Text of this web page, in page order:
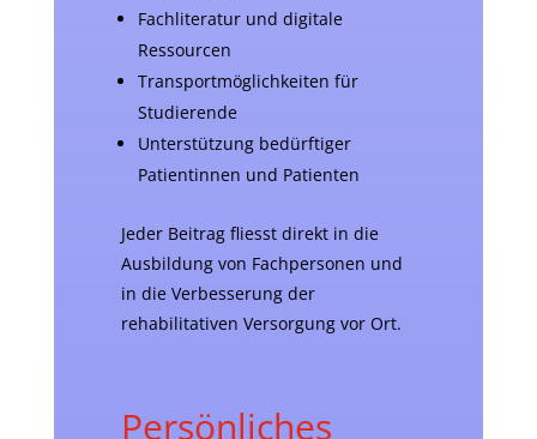
Fachliteratur und digitale
Ressourcen
Transportmöglichkeiten für
Studierende
Unterstützung bedürftiger
Patientinnen und Patienten
Jeder Beitrag fliesst direkt in die
Ausbildung von Fachpersonen und
in die Verbesserung der
rehabilitativen Versorgung vor Ort.
Persönliches